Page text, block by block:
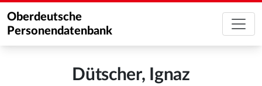
Oberdeutsche
Personendatenbank
Dütscher, Ignaz